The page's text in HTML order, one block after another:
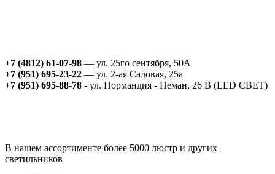
+7 (4812) 61-07-98 — ул. 25го сентября, 50А
+7 (951) 695-23-22 — ул. 2-ая Садовая, 25а
+7 (951) 695-88-78 - ул. Нормандия - Неман, 26 В (LED СВЕТ)
В нашем ассортименте более 5000 люстр и других
светильников